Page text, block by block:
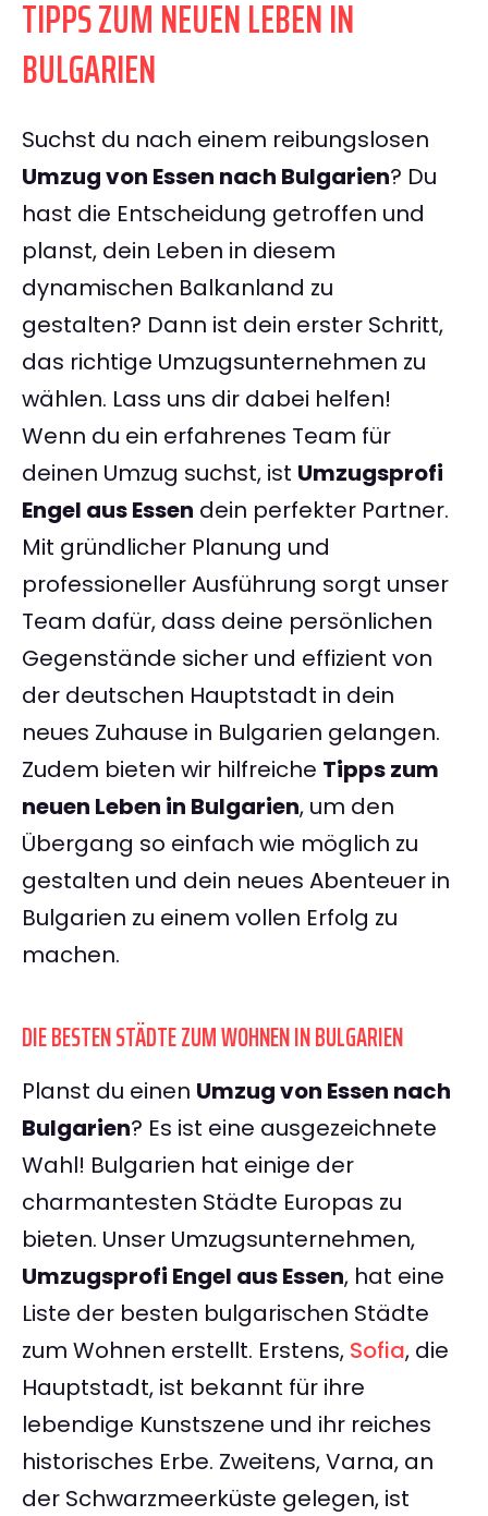
TIPPS ZUM NEUEN LEBEN IN
BULGARIEN
Suchst du nach einem reibungslosen
Umzug von Essen nach Bulgarien? Du
hast die Entscheidung getroffen und
planst, dein Leben in diesem
dynamischen Balkanland zu
gestalten? Dann ist dein erster Schritt,
das richtige Umzugsunternehmen zu
wählen. Lass uns dir dabei helfen!
Wenn du ein erfahrenes Team für
deinen Umzug suchst, ist Umzugsprofi
Engel aus Essen dein perfekter Partner.
Mit gründlicher Planung und
professioneller Ausführung sorgt unser
Team dafür, dass deine persönlichen
Gegenstände sicher und effizient von
der deutschen Hauptstadt in dein
neues Zuhause in Bulgarien gelangen.
Zudem bieten wir hilfreiche Tipps zum
neuen Leben in Bulgarien, um den
Übergang so einfach wie möglich zu
gestalten und dein neues Abenteuer in
Bulgarien zu einem vollen Erfolg zu
machen.
DIE BESTEN STÄDTE ZUM WOHNEN IN BULGARIEN
Planst du einen Umzug von Essen nach
Bulgarien? Es ist eine ausgezeichnete
Wahl! Bulgarien hat einige der
charmantesten Städte Europas zu
bieten. Unser Umzugsunternehmen,
Umzugsprofi Engel aus Essen, hat eine
Liste der besten bulgarischen Städte
zum Wohnen erstellt. Erstens, Sofia, die
Hauptstadt, ist bekannt für ihre
lebendige Kunstszene und ihr reiches
historisches Erbe. Zweitens, Varna, an
der Schwarzmeerküste gelegen, ist